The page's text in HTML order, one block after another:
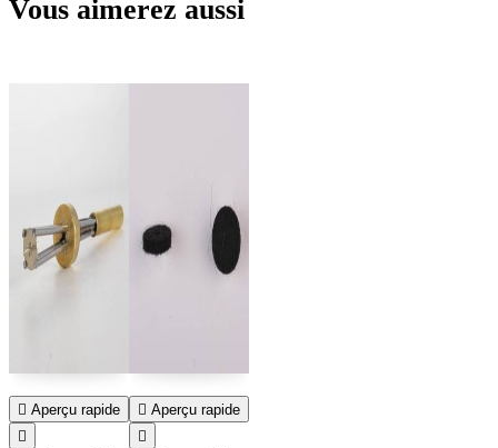
Vous aimerez aussi
 Aperçu rapide

 Aperçu rapide
